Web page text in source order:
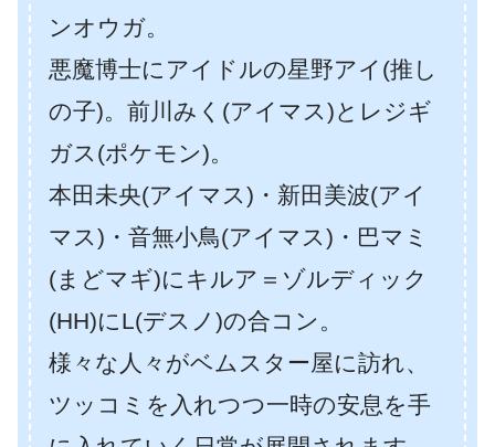
ンオウガ。
悪魔博士にアイドルの星野アイ(推し
の子)。前川みく(アイマス)とレジギ
ガス(ポケモン)。
本田未央(アイマス)・新田美波(アイ
マス)・音無小鳥(アイマス)・巴マミ
(まどマギ)にキルア＝ゾルディック
(HH)にL(デスノ)の合コン。
様々な人々がベムスター屋に訪れ、
ツッコミを入れつつ一時の安息を手